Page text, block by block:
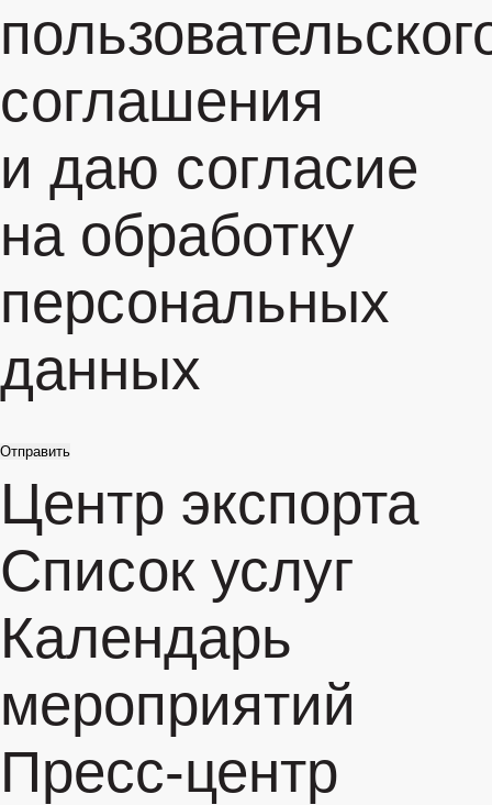
соглашения
и даю согласие
на обработку
персональных
данных
Отправить
Центр экспорта
Список услуг
Календарь
мероприятий
Пресс-центр